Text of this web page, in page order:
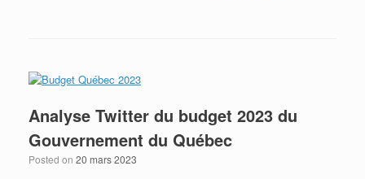
Analyse Twitter du budget 2023 du
Gouvernement du Québec
Posted on 20 mars 2023